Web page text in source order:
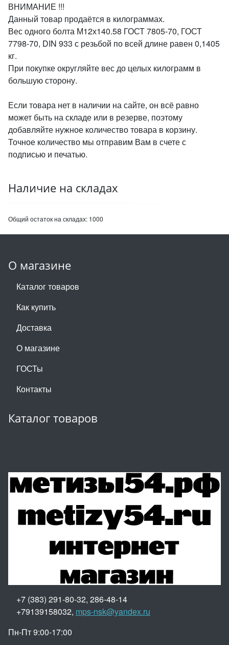
ВНИМАНИЕ !!!
Данный товар продаётся в килограммах.
Вес одного болта М12х140.58 ГОСТ 7805-70, ГОСТ
7798-70, DIN 933 с резьбой по всей длине равен 0,1405
кг.
При покупке округляйте вес до целых килограмм в
большую сторону.
Если товара нет в наличии на сайте, он всё равно
может быть на складе или в резерве, поэтому
добавляйте нужное количество товара в корзину.
Точное количество мы отправим Вам в счете с
подписью и печатью.
Наличие на складах
Общий остаток на складах: 1000
О магазине
Каталог товаров
Как купить
Доставка
О магазине
ГОСТы
Контакты
Каталог товаров
+7 (383) 291-80-32, 286-48-14
+79139158032, mps-nsk@yandex.ru
Пн-Пт 9:00-17:00